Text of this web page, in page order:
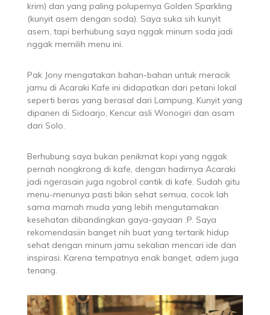
krim) dan yang paling polupernya Golden Sparkling
(kunyit asem dengan soda). Saya suka sih kunyit
asem, tapi berhubung saya nggak minum soda jadi
nggak memilih menu ini.
Pak Jony mengatakan bahan-bahan untuk meracik
jamu di Acaraki Kafe ini didapatkan dari petani lokal
seperti beras yang berasal dari Lampung, Kunyit yang
dipanen di Sidoarjo, Kencur asli Wonogiri dan asam
dari Solo.
Berhubung saya bukan penikmat kopi yang nggak
pernah nongkrong di kafe, dengan hadirnya Acaraki
jadi ngerasain juga ngobrol cantik di kafe. Sudah gitu
menu-menunya pasti bikin sehat semua, cocok lah
sama mamah muda yang lebih mengutamakan
kesehatan dibandingkan gaya-gayaan :P. Saya
rekomendasiin banget nih buat yang tertarik hidup
sehat dengan minum jamu sekalian mencari ide dan
inspirasi. Karena tempatnya enak banget, adem juga
tenang.